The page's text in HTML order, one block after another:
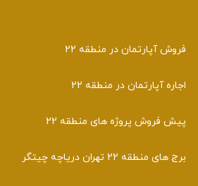
فروش آپارتمان در منطقه 22
اجاره آپارتمان در منطقه 22
پیش فروش پروژه های منطقه 22
برج های منطقه 22 تهران دریاچه چیتگر